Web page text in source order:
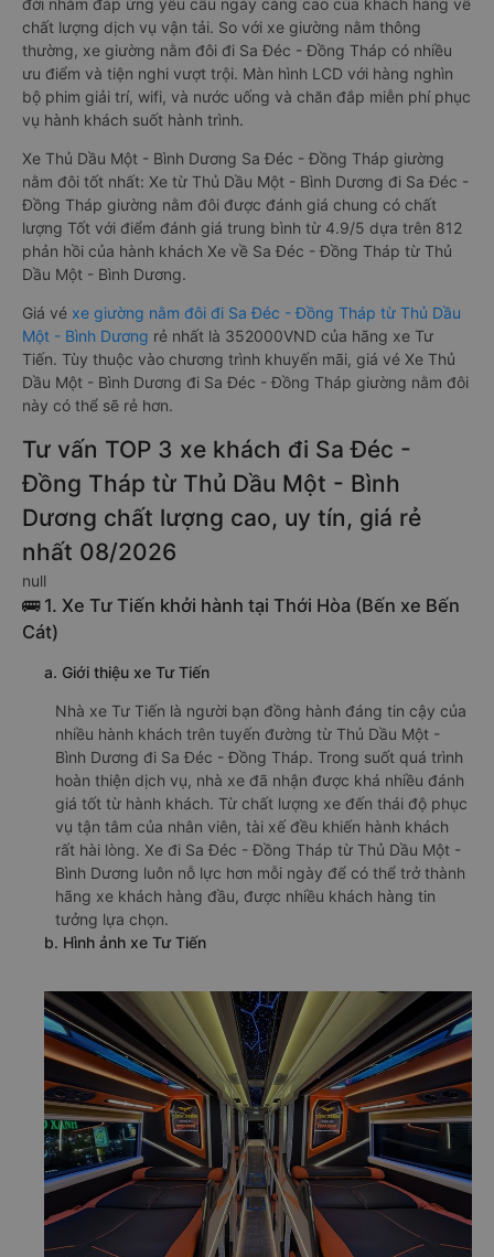
đời nhằm đáp ứng yêu cầu ngày càng cao của khách hàng về
chất lượng dịch vụ vận tải. So với xe giường nằm thông
thường, xe giường nằm đôi đi Sa Đéc - Đồng Tháp có nhiều
ưu điểm và tiện nghi vượt trội. Màn hình LCD với hàng nghìn
bộ phim giải trí, wifi, và nước uống và chăn đắp miễn phí phục
vụ hành khách suốt hành trình.
Xe Thủ Dầu Một - Bình Dương Sa Đéc - Đồng Tháp giường
nằm đôi tốt nhất: Xe từ Thủ Dầu Một - Bình Dương đi Sa Đéc -
Đồng Tháp giường nằm đôi được đánh giá chung có chất
lượng Tốt với điểm đánh giá trung bình từ 4.9/5 dựa trên 812
phản hồi của hành khách Xe về Sa Đéc - Đồng Tháp từ Thủ
Dầu Một - Bình Dương.
Giá vé xe giường nằm đôi đi Sa Đéc - Đồng Tháp từ Thủ Dầu
Một - Bình Dương rẻ nhất là 352000VND của hãng xe Tư
Tiến. Tùy thuộc vào chương trình khuyến mãi, giá vé Xe Thủ
Dầu Một - Bình Dương đi Sa Đéc - Đồng Tháp giường nằm đôi
này có thể sẽ rẻ hơn.
Tư vấn TOP 3 xe khách đi Sa Đéc -
Đồng Tháp từ Thủ Dầu Một - Bình
Dương chất lượng cao, uy tín, giá rẻ
nhất 08/2026
null
🚌 1. Xe Tư Tiến khởi hành tại Thới Hòa (Bến xe Bến
Cát)
a. Giới thiệu xe Tư Tiến
Nhà xe Tư Tiến là người bạn đồng hành đáng tin cậy của
nhiều hành khách trên tuyến đường từ Thủ Dầu Một -
Bình Dương đi Sa Đéc - Đồng Tháp. Trong suốt quá trình
hoàn thiện dịch vụ, nhà xe đã nhận được khá nhiều đánh
giá tốt từ hành khách. Từ chất lượng xe đến thái độ phục
vụ tận tâm của nhân viên, tài xế đều khiến hành khách
rất hài lòng. Xe đi Sa Đéc - Đồng Tháp từ Thủ Dầu Một -
Bình Dương luôn nỗ lực hơn mỗi ngày để có thể trở thành
hãng xe khách hàng đầu, được nhiều khách hàng tin
tưởng lựa chọn.
b. Hình ảnh xe Tư Tiến